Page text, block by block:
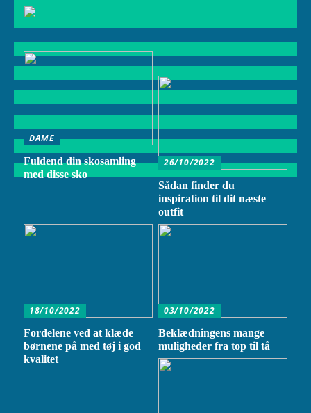
DAME
Fuldend din skosamling
med disse sko
26/10/2022
Sådan finder du
inspiration til dit næste
outfit
18/10/2022
Fordelene ved at klæde
børnene på med tøj i god
kvalitet
03/10/2022
Beklædningens mange
muligheder fra top til tå